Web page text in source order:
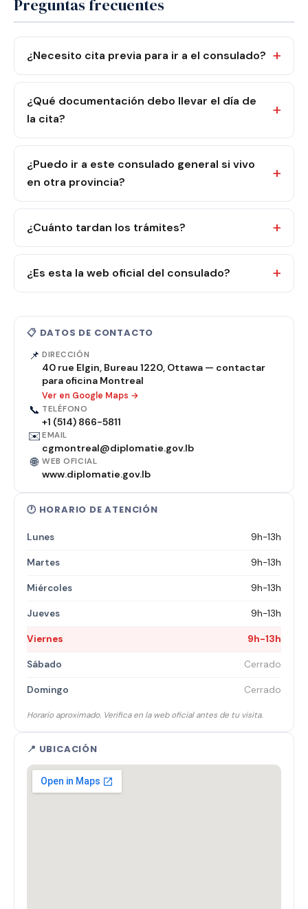
📋 DATOS DE CONTACTO
📌 DIRECCIÓN
40 rue Elgin, Bureau 1220, Ottawa — contactar
para oficina Montreal
Ver en Google Maps →
📞 TELÉFONO
+1 (514) 866-5811
✉️ EMAIL
cgmontreal@diplomatie.gov.lb
🌐 WEB OFICIAL
www.diplomatie.gov.lb
🕐 HORARIO DE ATENCIÓN
Lunes 9h-13h
Martes 9h-13h
Miércoles 9h-13h
Jueves 9h-13h
Viernes 9h-13h
Sábado Cerrado
Domingo Cerrado
Horario aproximado. Verifica en la web oficial antes de tu visita.
📍 UBICACIÓN
Preguntas frecuentes
¿Necesito cita previa para ir a el consulado?
¿Qué documentación debo llevar el día de
la cita?
¿Puedo ir a este consulado general si vivo
en otra provincia?
¿Cuánto tardan los trámites?
¿Es esta la web oficial del consulado?